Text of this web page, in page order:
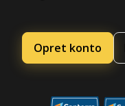
Opret konto